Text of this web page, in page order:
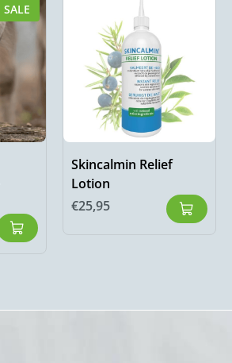
SALE
Skincalmin Relief
Lotion
€25,95